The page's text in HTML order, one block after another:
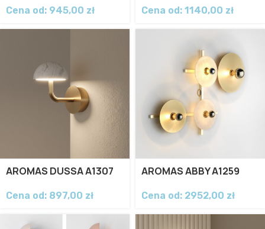
Cena od: 945,00 zł Cena od: 1140,00 zł
AROMAS DUSSA A1307
Cena od: 897,00 zł
AROMAS ABBY A1259
Cena od: 2952,00 zł